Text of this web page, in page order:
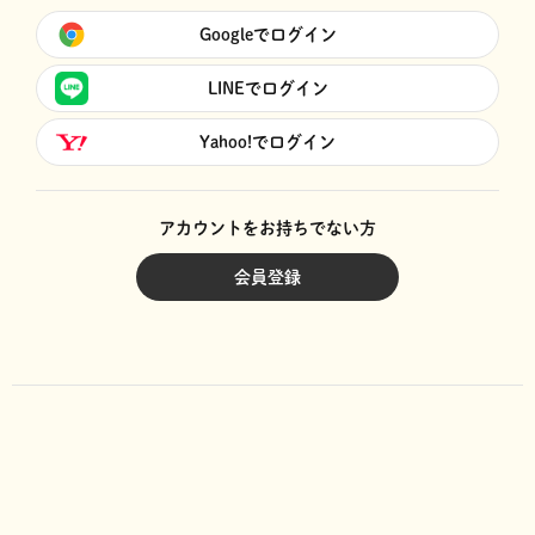
Googleでログイン
LINEでログイン
Yahoo!でログイン
アカウントをお持ちでない方
会員登録